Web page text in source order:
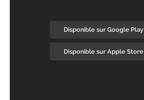
Disponible sur Google Play
Disponible sur Apple Store